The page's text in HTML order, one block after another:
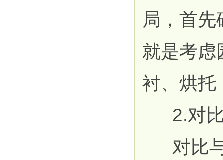
局，首
就是考虑
衬、烘托
2.对比
对比与